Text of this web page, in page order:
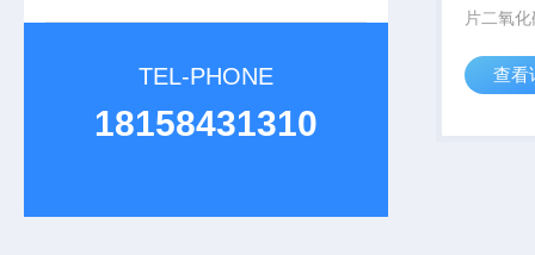
TEL-PHONE
18158431310
片二氧
求的基
体，可
查看